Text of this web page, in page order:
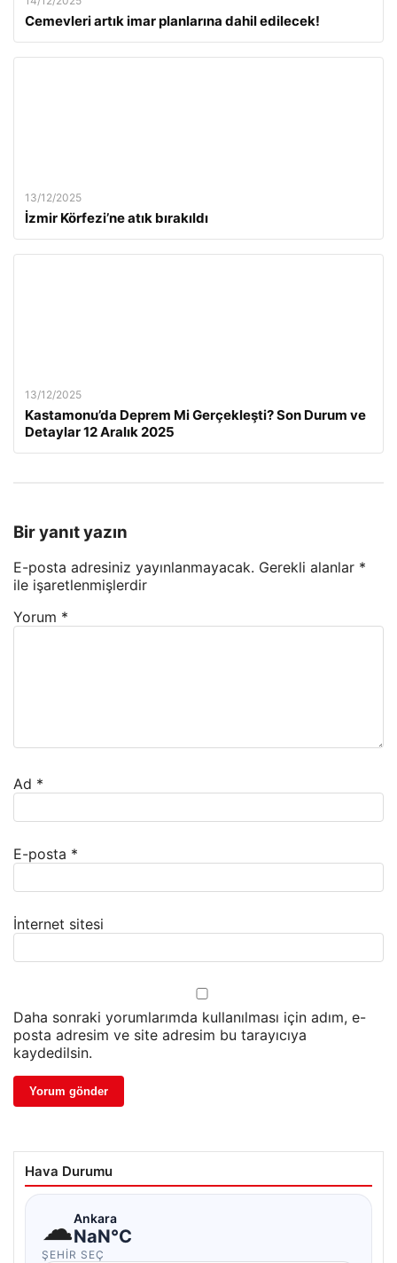
Cemevleri artık imar planlarına dahil edilecek!
13/12/2025
İzmir Körfezi’ne atık bırakıldı
13/12/2025
Kastamonu’da Deprem Mi Gerçekleşti? Son Durum ve
Detaylar 12 Aralık 2025
Bir yanıt yazın
E-posta adresiniz yayınlanmayacak. Gerekli alanlar *
ile işaretlenmişlerdir
Yorum *
Ad *
E-posta *
İnternet sitesi
Daha sonraki yorumlarımda kullanılması için adım, e-
posta adresim ve site adresim bu tarayıcıya
kaydedilsin.
Hava Durumu
☁Ankara
NaN°C
ŞEHIR SEÇ